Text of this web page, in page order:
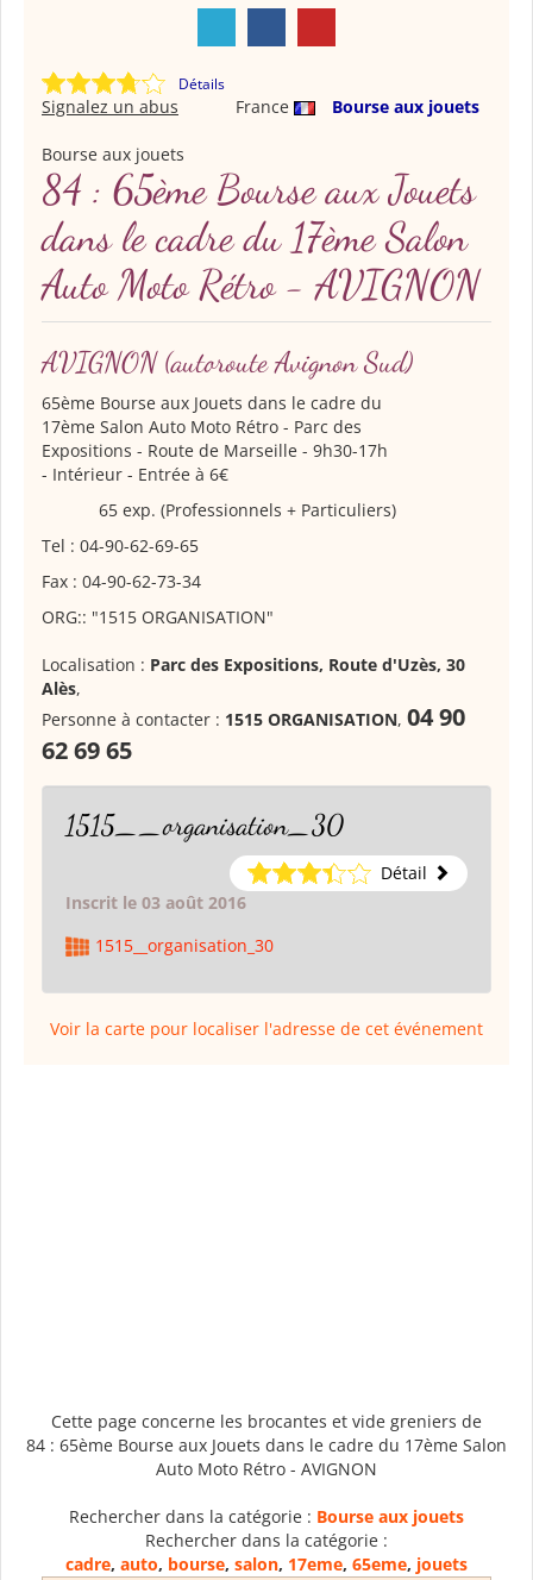
Détails
France Bourse aux jouets
Signalez un abus
Bourse aux jouets
84 : 65ème Bourse aux Jouets
dans le cadre du 17ème Salon
Auto Moto Rétro - AVIGNON
AVIGNON (autoroute Avignon Sud)
65ème Bourse aux Jouets dans le cadre du
17ème Salon Auto Moto Rétro - Parc des
Expositions - Route de Marseille - 9h30-17h
- Intérieur - Entrée à 6€
65 exp. (Professionnels + Particuliers)
Tel : 04-90-62-69-65
Fax : 04-90-62-73-34
ORG:: "1515 ORGANISATION"
Localisation : Parc des Expositions, Route d'Uzès, 30
Alès,
Personne à contacter : 1515 ORGANISATION, 04 90
62 69 65
1515__organisation_30
Détail
Inscrit le 03 août 2016
1515__organisation_30
Voir la carte pour localiser l'adresse de cet événement
Cette page concerne les brocantes et vide greniers de
84 : 65ème Bourse aux Jouets dans le cadre du 17ème Salon
Auto Moto Rétro - AVIGNON
Rechercher dans la catégorie : Bourse aux jouets
Rechercher dans la catégorie :
cadre, auto, bourse, salon, 17eme, 65eme, jouets